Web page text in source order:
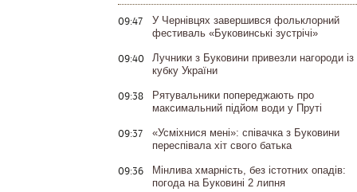
09:47
У Чернівцях завершився фольклорний
фестиваль «Буковинські зустрічі»
09:40
Лучники з Буковини привезли нагороди із
кубку України
09:38
Рятувальники попереджають про
максимальний підйом води у Пруті
09:37
«Усміхнися мені»: співачка з Буковини
переспівала хіт свого батька
09:36
Мінлива хмарність, без істотних опадів:
погода на Буковині 2 липня